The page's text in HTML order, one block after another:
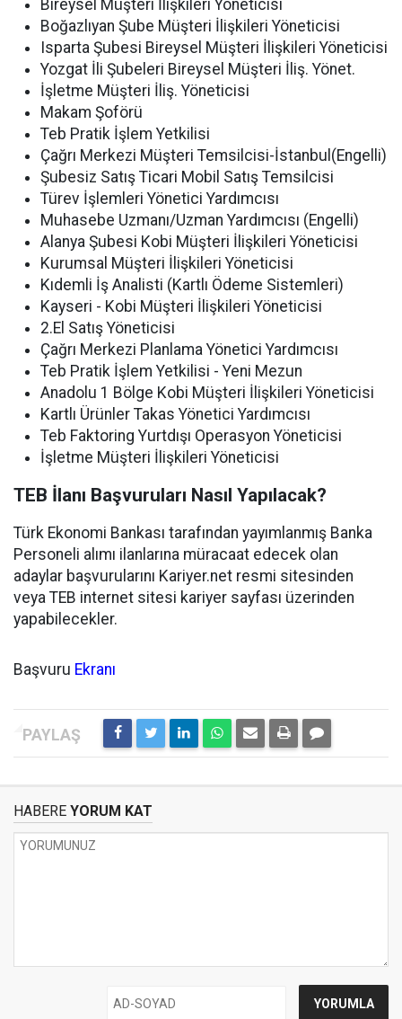
Bireysel Müşteri İlişkileri Yöneticisi
Boğazlıyan Şube Müşteri İlişkileri Yöneticisi
Isparta Şubesi Bireysel Müşteri İlişkileri Yöneticisi
Yozgat İli Şubeleri Bireysel Müşteri İliş. Yönet.
İşletme Müşteri İliş. Yöneticisi
Makam Şoförü
Teb Pratik İşlem Yetkilisi
Çağrı Merkezi Müşteri Temsilcisi-İstanbul(Engelli)
Şubesiz Satış Ticari Mobil Satış Temsilcisi
Türev İşlemleri Yönetici Yardımcısı
Muhasebe Uzmanı/Uzman Yardımcısı (Engelli)
Alanya Şubesi Kobi Müşteri İlişkileri Yöneticisi
Kurumsal Müşteri İlişkileri Yöneticisi
Kıdemli İş Analisti (Kartlı Ödeme Sistemleri)
Kayseri - Kobi Müşteri İlişkileri Yöneticisi
2.El Satış Yöneticisi
Çağrı Merkezi Planlama Yönetici Yardımcısı
Teb Pratik İşlem Yetkilisi - Yeni Mezun
Anadolu 1 Bölge Kobi Müşteri İlişkileri Yöneticisi
Kartlı Ürünler Takas Yönetici Yardımcısı
Teb Faktoring Yurtdışı Operasyon Yöneticisi
İşletme Müşteri İlişkileri Yöneticisi
TEB İlanı Başvuruları Nasıl Yapılacak?
Türk Ekonomi Bankası tarafından yayımlanmış Banka
Personeli alımı ilanlarına müracaat edecek olan
adaylar başvurularını Kariyer.net resmi sitesinden
veya TEB internet sitesi kariyer sayfası üzerinden
yapabilecekler.
Başvuru Ekranı
HABERE YORUM KAT